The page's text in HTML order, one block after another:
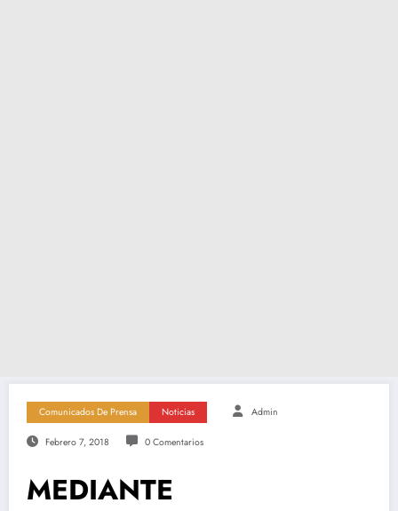
Comunicados De Prensa Noticias Admin
Febrero 7, 2018 0 Comentarios
MEDIANTE